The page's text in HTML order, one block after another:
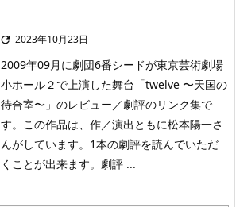
 2023年10月23日
2009年09月に劇団6番シードが東京芸術劇場
小ホール２で上演した舞台「twelve 〜天国の
待合室〜」のレビュー／劇評のリンク集で
す。この作品は、作／演出ともに松本陽一さ
んがしています。1本の劇評を読んでいただ
くことが出来ます。劇評 ...